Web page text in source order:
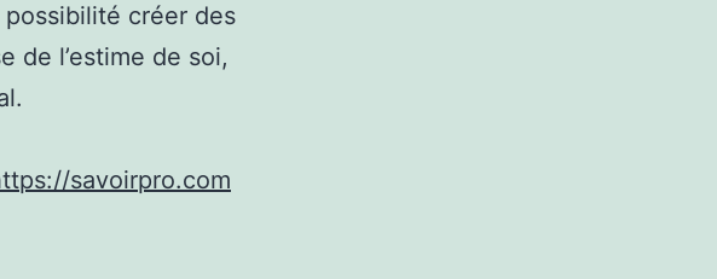
créer des
de l’estime de soi,
savoirpro.com